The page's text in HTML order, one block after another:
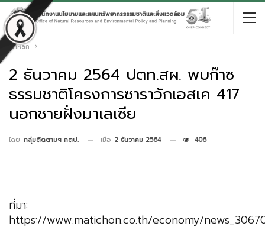
หน้าหลัก
2 ธันวาคม 2564 ปตท.สผ. พบก๊าซ
ธรรมชาติโครงการซาราวักเอสเค 417
นอกชายฝั่งมาเลเซีย
โดย กลุ่มติดตามฯ กตป. เมื่อ 2 ธันวาคม 2564 406
ที่มา:
https://www.matichon.co.th/economy/